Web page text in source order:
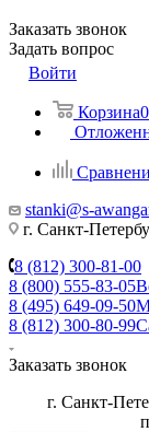
Заказать звонок
Задать вопрос
Войти
Корзина0
stanki@s-
г. Санкт-
8 (812) 300-81-00
8 (800) 555-83-05
8 (495) 649-09-50
8 (812) 300-80-99
Заказать звонок
г. Санкт-